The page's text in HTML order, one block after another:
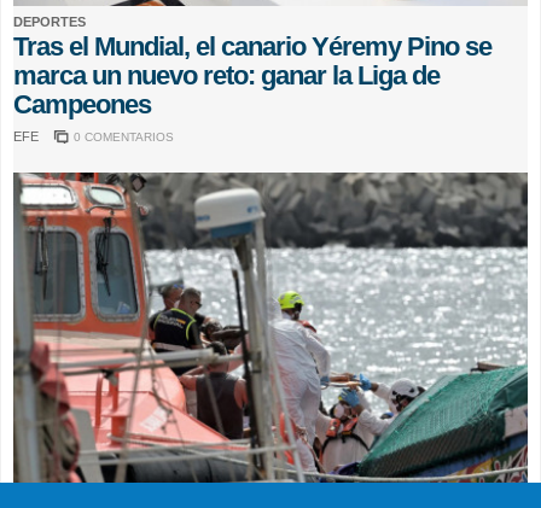
DEPORTES
Tras el Mundial, el canario Yéremy Pino se
marca un nuevo reto: ganar la Liga de
Campeones
EFE 0 COMENTARIOS